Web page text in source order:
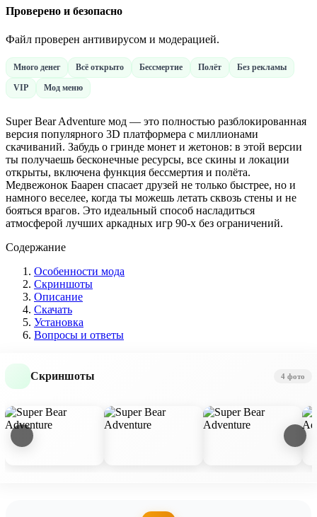
Проверено и безопасно
Файл проверен антивирусом и модерацией.
Много денег Всё открыто Бессмертие Полёт Без рекламы
VIP Мод меню
Super Bear Adventure мод — это полностью разблокированная
версия популярного 3D платформера с миллионами
скачиваний. Забудь о гринде монет и жетонов: в этой версии
ты получаешь бесконечные ресурсы, все скины и локации
открыты, включена функция бессмертия и полёта.
Медвежонок Баарен спасает друзей не только быстрее, но и
намного веселее, когда ты можешь летать сквозь стены и не
бояться врагов. Это идеальный способ насладиться
атмосферой лучших аркадных игр 90-х без ограничений.
Содержание
Особенности мода
Скриншоты
Описание
Скачать
Установка
Вопросы и ответы
Скриншоты 4 фото